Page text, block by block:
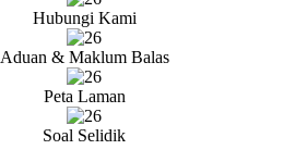
Hubungi Kami
Aduan & Maklum Balas
Peta Laman
Soal Selidik